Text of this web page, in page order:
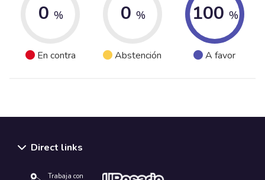
0 %
En contra
0 %
Abstención
100 %
A favor
Direct links
Trabaja con